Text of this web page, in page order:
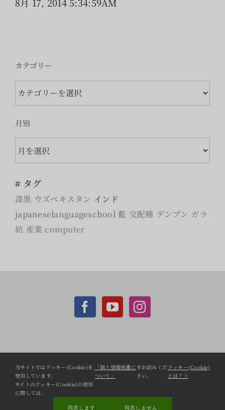
カテゴリー
カ
テ
ゴ
ー
月別
月
別
# タグ
漆黒 ウズベキスタン インド
japaneselanguageschool 藍 交配種 デンプン ガラ
紡 産業 computer
CCC Shopifyサイト
当サイトではクッキー(Cookie)を
使用しています。
サイトのクッキー(Cookie)の使用
に関しては、
「個人情報保護に
ついて」
をお読みくだ
さい。
クッキー(Cookie)
とは？＞
同意します 同意しません